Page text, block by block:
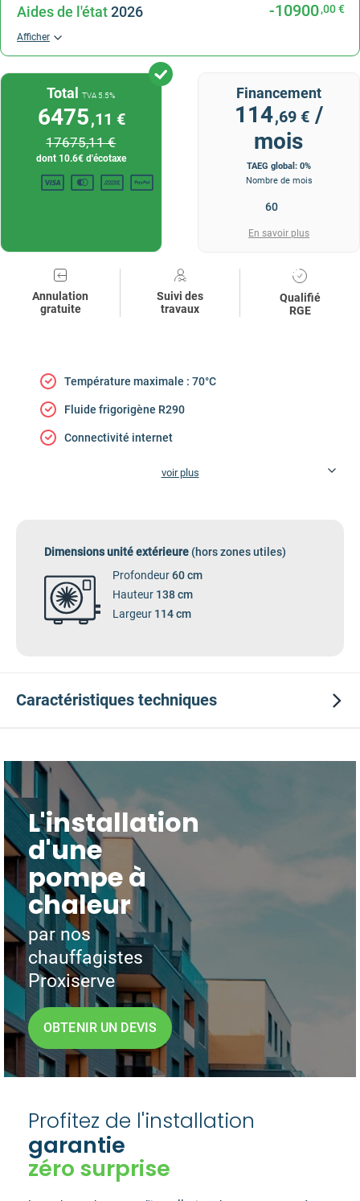
Aides de l'état2026 -10900,00 €
Afficher
TotalTVA 5.5%
6475,11 €
17675,11 €
dont 10.6€ d'écotaxe
Financement
114,69 € /
mois
TAEG global: 0%
Nombre de mois
En savoir plus
Annulation
gratuite
Suivi des
travaux
Qualifié
RGE
Température maximale : 70°C
Fluide frigorigène R290
Connectivité internet
voir plus
Dimensions unité extérieure (hors zones utiles)
Profondeur60 cm
Hauteur 138 cm
Largeur 114 cm
Caractéristiques techniques
L'installation
d'une
pompe à
chaleur
par nos
chauffagistes
Proxiserve
OBTENIR UN DEVIS
Profitez de l'installation
garantie
zéro surprise